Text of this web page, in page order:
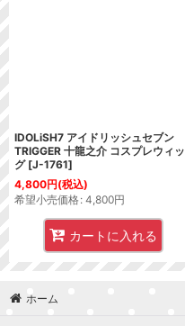
IDOLiSH7 アイドリッシュセブン
TRIGGER 十龍之介 コスプレウィッ
グ [J-1761]
4,800円(税込)
希望小売価格: 4,800円
カートに入れる
ホーム